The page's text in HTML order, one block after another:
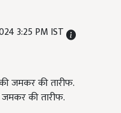
3:25 PM IST
की तारीफ.